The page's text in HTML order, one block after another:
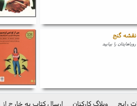
نقشه گنج
رویاهایتان را بیابید
رایج وبلاگ کارکنان ارسال کتاب به خارج از